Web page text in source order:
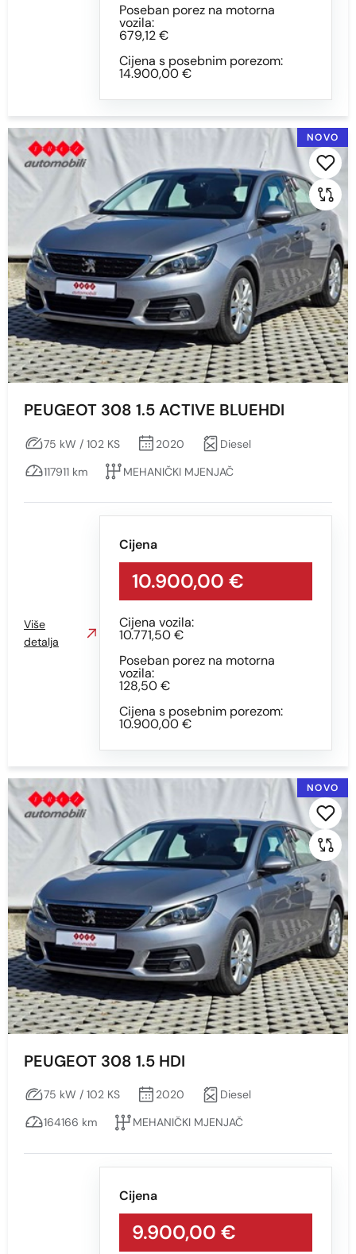
Prikaži
Vrsta motora
Benzin
Diesel
Snaga vozila KS
Prikaži Obriši
MEHANIČKI MJENJAČ
CRNA
CRNA - S EFEKTOM
CRNA S EFEKTOM
PLAVA S EFEKTOM
SIVA
SIVA S EFEKTOM
Poseban porez na motorna
vozila:
679,12 €
Cijena s posebnim porezom:
14.900,00 €
NOVO
PEUGEOT 308 1.5 ACTIVE BLUEHDI
75 kW / 102 KS 2020
Diesel
117911 km
MEHANIČKI MJENJAČ
Cijena
10.900,00 €
Cijena vozila:
10.771,50 €
Poseban porez na motorna
vozila:
128,50 €
Cijena s posebnim porezom:
10.900,00 €
Više
detalja
NOVO
PEUGEOT 308 1.5 HDI
75 kW / 102 KS 2020
Diesel
164166 km
MEHANIČKI MJENJAČ
Cijena
9.900,00 €